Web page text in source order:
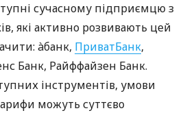
сучасному підприємцю з
які активно розвивають цей
àбанк, ПриватБанк,
Банк, Райффайзен Банк.
інструментів, умови
можуть суттєво